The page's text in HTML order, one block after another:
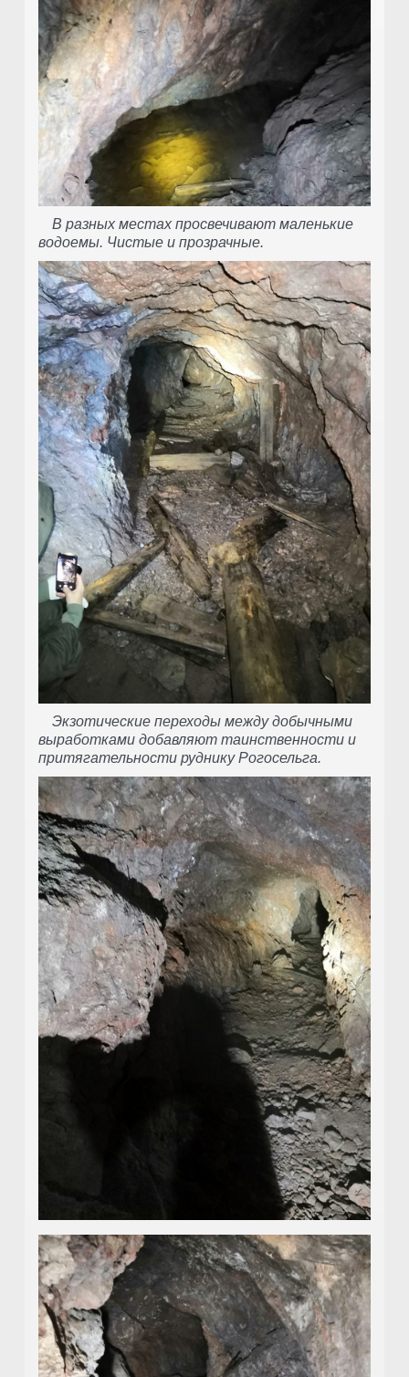
В разных местах просвечивают маленькие
водоемы. Чистые и прозрачные.
Экзотические переходы между добычными
выработками добавляют таинственности и
притягательности руднику Рогосельга.